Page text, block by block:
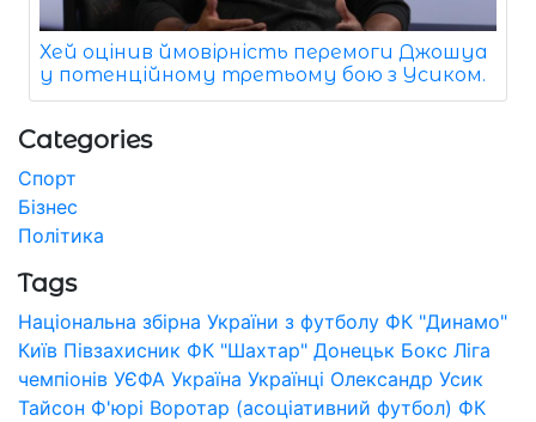
Хей оцінив ймовірність перемоги Джошуа
у потенційному третьому бою з Усиком.
Categories
Спорт
Бізнес
Політика
Tags
Національна збірна України з футболу ФК "Динамо"
Київ Півзахисник ФК "Шахтар" Донецьк Бокс Ліга
чемпіонів УЄФА Україна Українці Олександр Усик
Тайсон Ф'юрі Воротар (асоціативний футбол) ФК